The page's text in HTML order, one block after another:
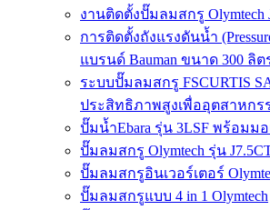
งานติดตั้งปั๊มลมสกรู Olymtech
การติดตั้งถังแรงดันน้ำ
แบรนด์ Bauman ขนาด 300 ลิต
ระบบปั๊มลมสกรู FSCURTIS
ประสิทธิภาพสูงเพื่ออุตสาหกร
ปั๊มน้ำEbara รุ่น 3LSF พร้อมม
ปั๊มลมสกรู Olymtech รุ่น
ปั๊มลมสกรูอินเวอร์เตอร์
ปั๊มลมสกรูแบบ 4 in 1 Olymtech